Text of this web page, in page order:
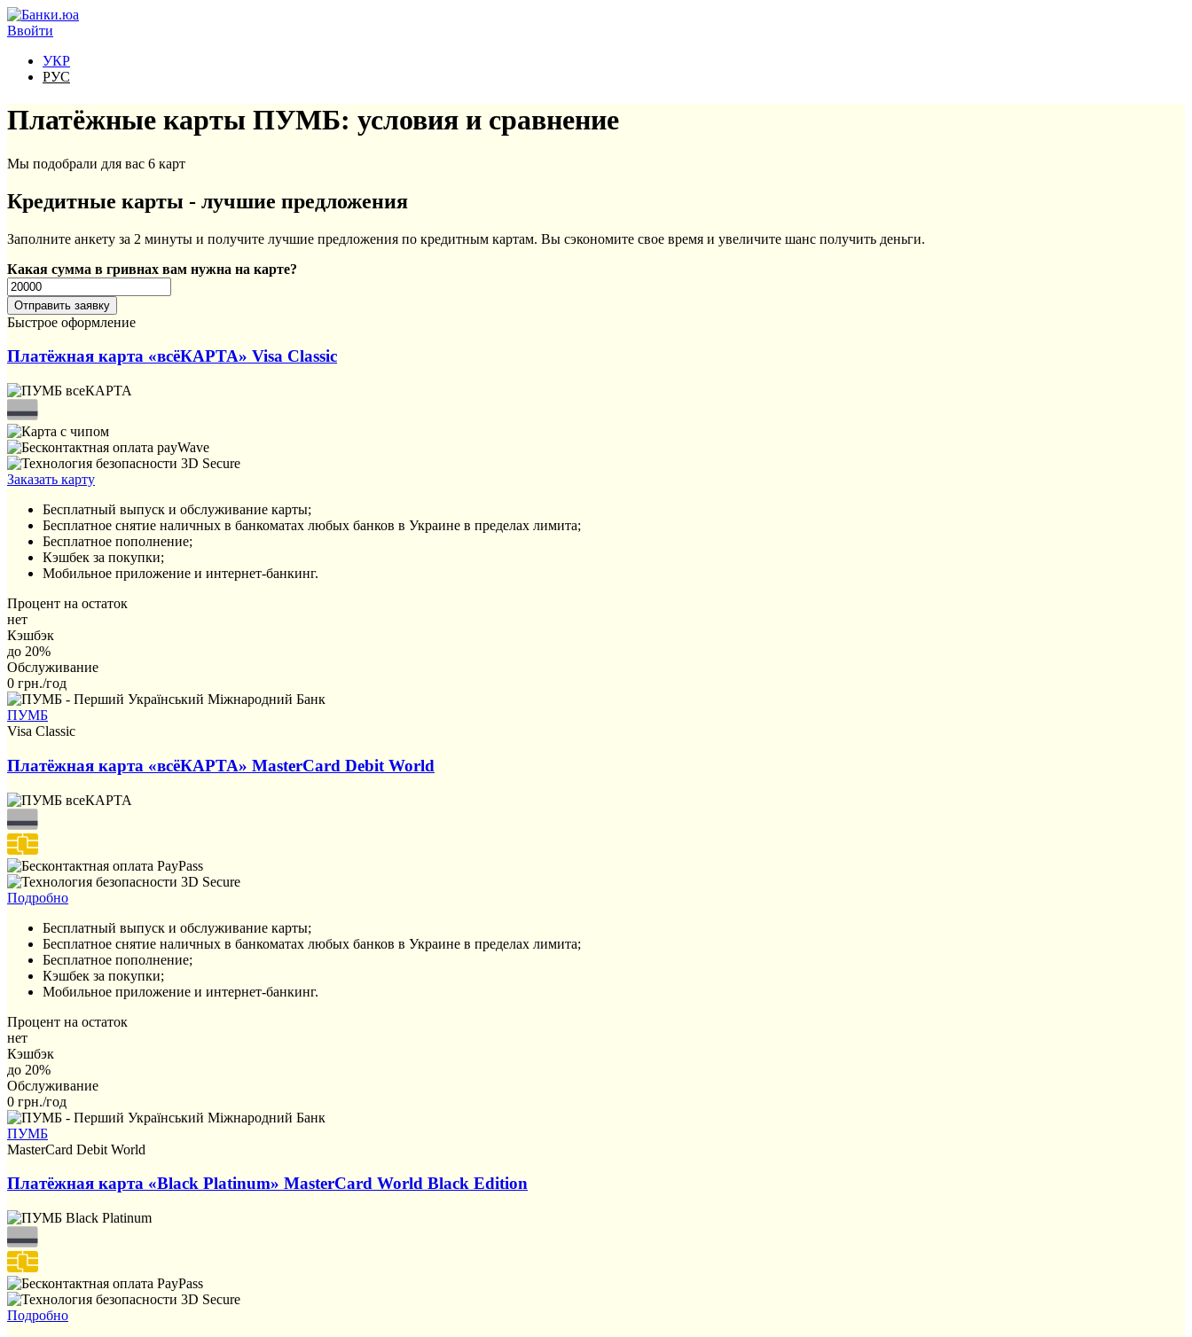
Перейти к основному содержанию
Ввойти
УКР
РУС
Платёжные карты ПУМБ: условия и сравнение
Мы подобрали для вас 6 карт
Кредитные карты - лучшие предложения
Заполните анкету за 2 минуты и получите лучшие предложения по кредитным картам. Вы сэкономите свое время и увеличите шанс получить деньги.
Какая сумма в гривнах вам нужна на карте?
Быстрое оформление
Платёжная карта «всёКАРТА» Visa Classic
Заказать карту
Бесплатный выпуск и обслуживание карты;
Бесплатное снятие наличных в банкоматах любых банков в Украине в пределах лимита;
Бесплатное пополнение;
Кэшбек за покупки;
Мобильное приложение и интернет-банкинг.
Процент на остаток
нет
Кэшбэк
до 20%
Обслуживание
0 грн./год
ПУМБ
Visa Classic
Платёжная карта «всёКАРТА» MasterCard Debit World
Подробно
Бесплатный выпуск и обслуживание карты;
Бесплатное снятие наличных в банкоматах любых банков в Украине в пределах лимита;
Бесплатное пополнение;
Кэшбек за покупки;
Мобильное приложение и интернет-банкинг.
Процент на остаток
нет
Кэшбэк
до 20%
Обслуживание
0 грн./год
ПУМБ
MasterCard Debit World
Платёжная карта «Black Platinum» MasterCard World Black Edition
Подробно